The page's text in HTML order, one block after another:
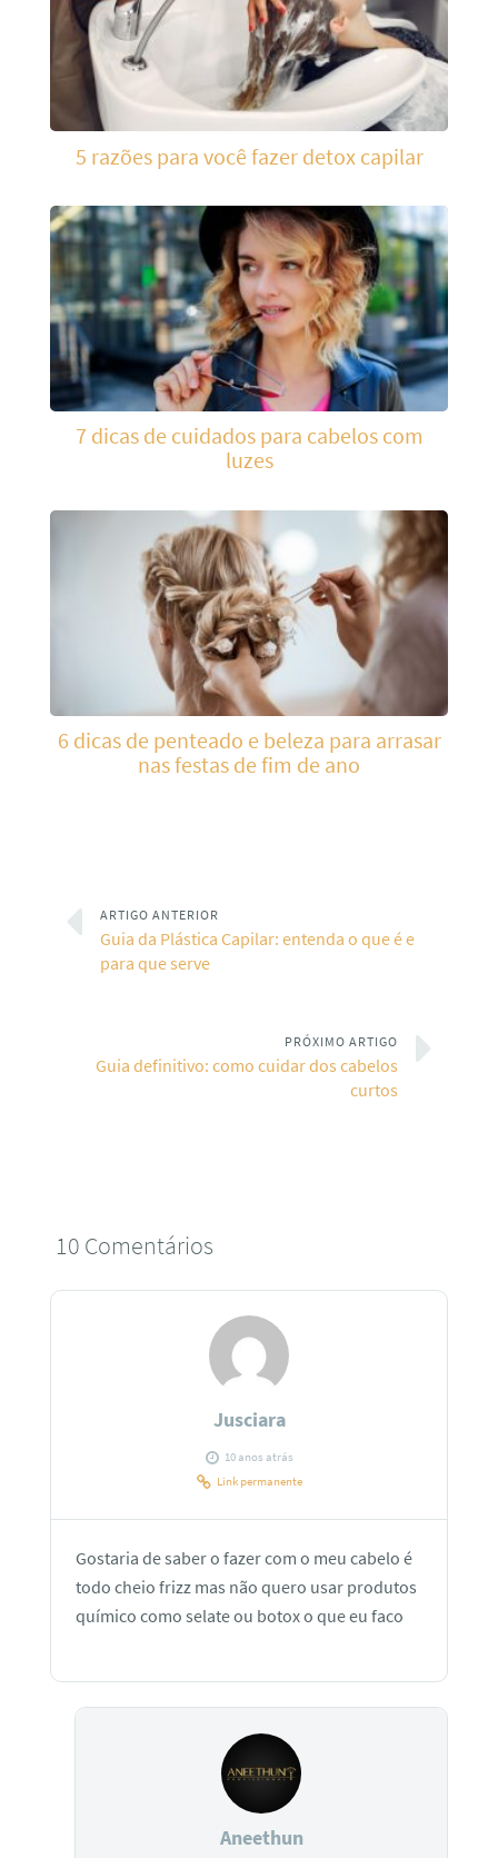
5 razões para você fazer detox capilar
7 dicas de cuidados para cabelos com
luzes
6 dicas de penteado e beleza para arrasar
nas festas de fim de ano
ARTIGO ANTERIOR
Guia da Plástica Capilar: entenda o que é e
para que serve
PRÓXIMO ARTIGO
Guia definitivo: como cuidar dos cabelos
curtos
10 Comentários
Jusciara
10 anos atrás
Link permanente
Gostaria de saber o fazer com o meu cabelo é
todo cheio frizz mas não quero usar produtos
químico como selate ou botox o que eu faco
Aneethun